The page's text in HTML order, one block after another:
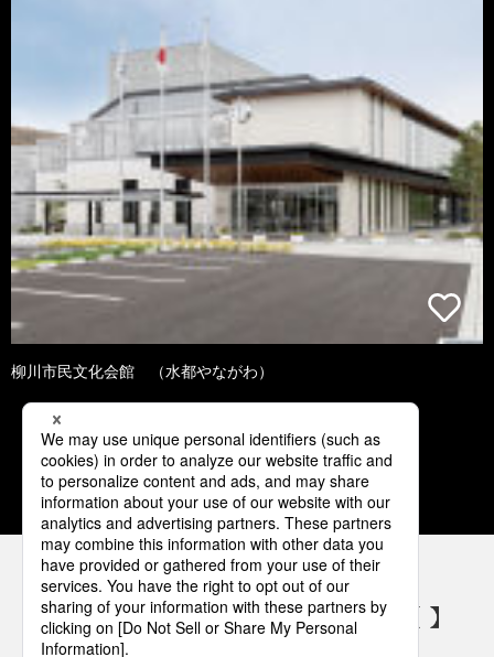
柳川市民文化会館 （水都やながわ）
3 4 5 6 7
パナソニックの電気設備 SNSアカウント